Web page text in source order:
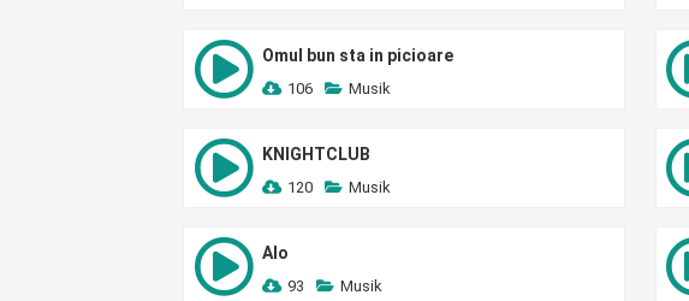
Omul bun sta in picioare
106 Musik
KNIGHTCLUB
120 Musik
Alo
93 Musik